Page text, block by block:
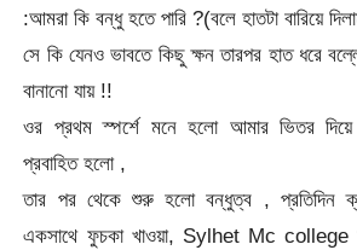
:আমরা কি বন্ধু হতে পারি ?(বলে হাতটা বারিয়ে
সে কি যেনও ভাবতে কিছু ক্ষন তারপর হাত ধরে
বানানো যায় !!
ওর প্রথম স্পর্শে মনে হলো আমার ভিতর
প্রবাহিত হলো ,
তার পর থেকে শুরু হলো বন্ধুত্ব , প্রতিদিন
একসাথে ফুচকা খাওয়া, Sylhet Mc college